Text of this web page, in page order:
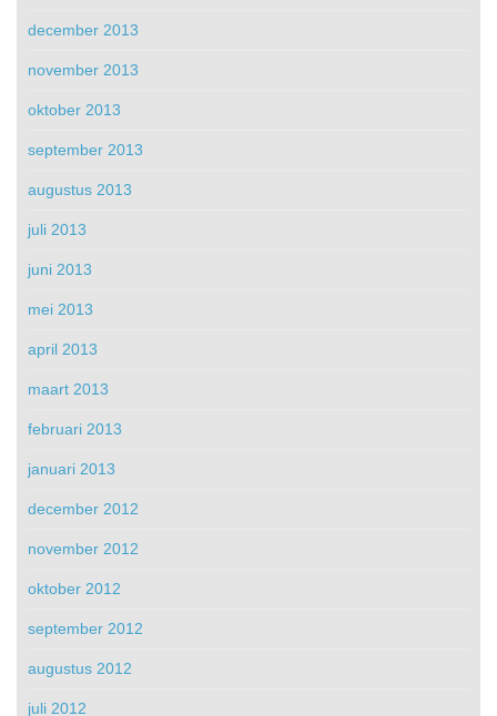
december 2013
november 2013
oktober 2013
september 2013
augustus 2013
juli 2013
juni 2013
mei 2013
april 2013
maart 2013
februari 2013
januari 2013
december 2012
november 2012
oktober 2012
september 2012
augustus 2012
juli 2012